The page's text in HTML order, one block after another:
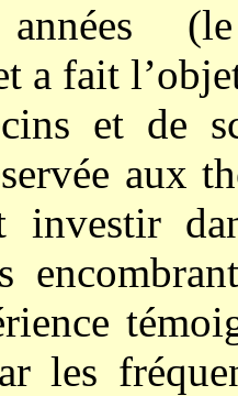
années
a fait
et de
aux
investir
les